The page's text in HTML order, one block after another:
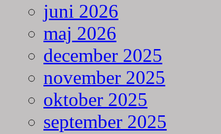
juni 2026
maj 2026
december 2025
november 2025
oktober 2025
september 2025